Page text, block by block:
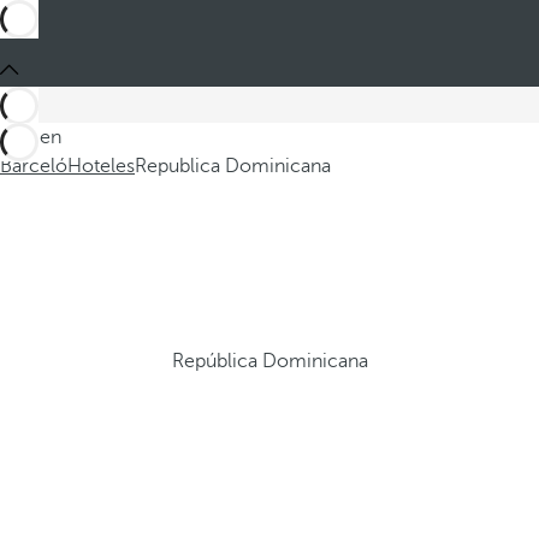
Está en
BarcelóHotelesRepublica Dominicana
República Dominicana